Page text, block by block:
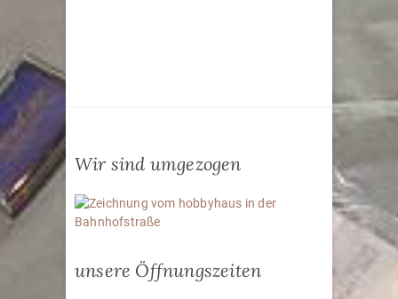
Wir sind umgezogen
unsere Öffnungszeiten